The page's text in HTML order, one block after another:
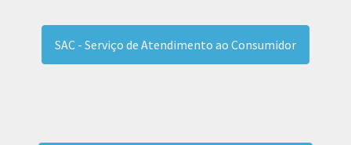
SAC - Serviço de Atendimento ao Consumidor